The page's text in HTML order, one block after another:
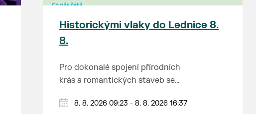
Historickými vlaky do Lednice 8.
8.
Pro dokonalé spojení přírodních
krás a romantických staveb se
přezdívá Zahrada Evropy. Na výlet
Od 1. května do 28. září vás o
8. 8. 2026 09:23 - 8. 8. 2026 16:37